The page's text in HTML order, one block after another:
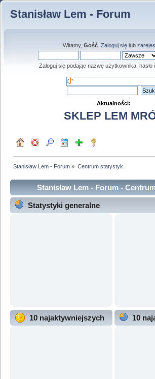
Stanisław Lem - Forum
Witamy, Gość. Zaloguj sięlub
Zaloguj się podając nazwę użytkownika, hasło
Aktualności:
SKLEP LEM
Stanisław Lem - Forum » Centrum statystyk
Stanisław Lem - Forum -
Statystyki generalne
10 najaktywniejszych
10